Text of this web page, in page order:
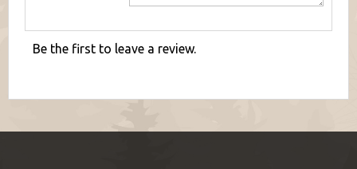
Be the first to leave a review.